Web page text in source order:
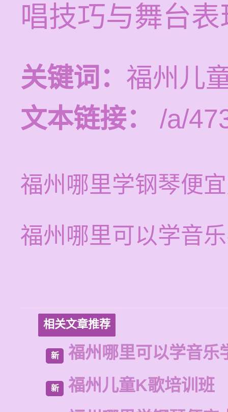
唱技巧与舞台
关键词： 福州儿
文本链接：
/a/
福州哪里学钢琴便
福州哪里可以学音
相关文章推荐
新 福州哪里可以学音乐
新
福州儿童K歌培训班